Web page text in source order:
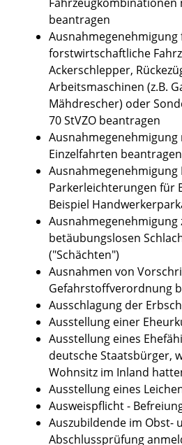
beantragen
forstwirtschaftliche
Ackerschlepper,
Arbeitsmaschinen (z.B.
Mähdrescher) oder
70 StVZO beantragen
Ausnahmegenehmigung
Einzelfahrten beantragen
Ausnahmegenehmigung
Parkerleichterungen für
Beispiel
Ausnahmegenehmigung
betäubungslosen
("Schächten")
Ausnahmen von
Gefahrstoffverordnung
Ausschlagung der
Ausstellung einer
Ausstellung eines
deutsche Staatsbürger,
Wohnsitz im Inland
Ausstellung eines
Ausweispflicht -
Auszubildende im Obst-
Abschlussprüfung